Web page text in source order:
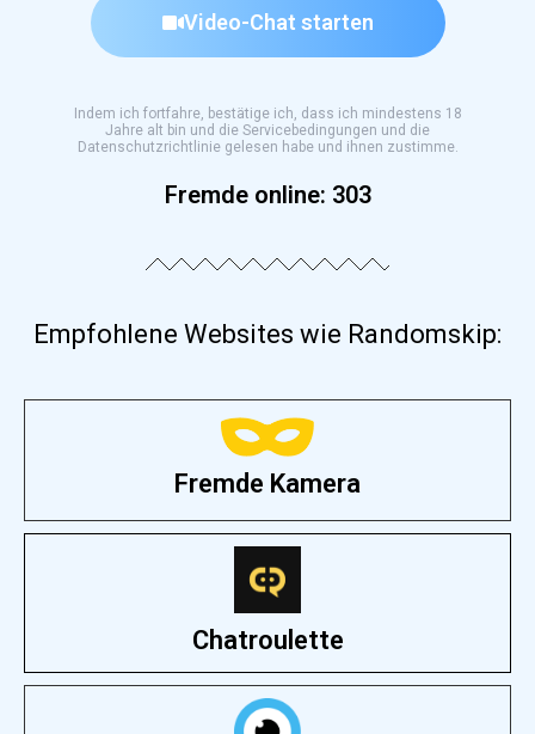
Video-Chat starten
Indem ich fortfahre, bestätige ich, dass ich mindestens 18
Jahre alt bin und die Servicebedingungen und die
Datenschutzrichtlinie gelesen habe und ihnen zustimme.
Fremde online: 303
Empfohlene Websites wie Randomskip:
Fremde Kamera
Chatroulette